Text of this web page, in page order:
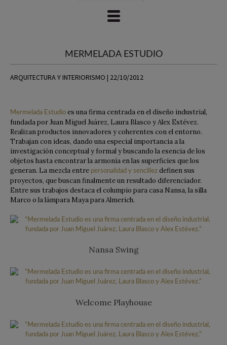
MERMELADA ESTUDIO
ARQUITECTURA Y INTERIORISMO | 22/10/2012
Mermelada Estudio es una firma centrada en el diseño industrial,
fundada por Juan Miguel Juárez, Laura Blasco y Alex Estévez.
Realizan productos innovadores y coherentes con el entorno.
Trabajan con ideas, dando una especial importancia a la
investigación conceptual y formal y buscando la esencia de los
objetos hasta encontrar la armonía en las superficies que los
generan. La mezcla entre personalidad y sencillez definen sus
proyectos, que buscan finalmente un resultado diferenciador.
Entre sus trabajos destaca el columpio para casa Nansa, la silla
Marco o la lámpara Maya para Almerich.
Nansa Swing
Welcome Playhouse